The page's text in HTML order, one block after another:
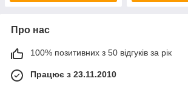
Про нас
100% позитивних з 50 відгуків за рік
Працює з 23.11.2010